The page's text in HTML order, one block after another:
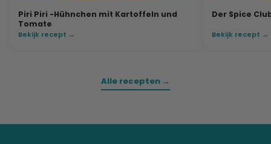
Piri Piri -Hühnchen mit Kartoffeln und
Tomate
Bekijk recept →
Der Spice
Bekijk recept →
Alle recepten →